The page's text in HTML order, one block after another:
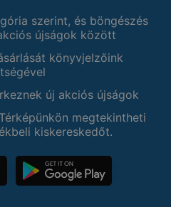
szerint, és böngészés
újságok között
könyvjelzőink
új akciós újságok
megtekintheti
kiskereskedőt.